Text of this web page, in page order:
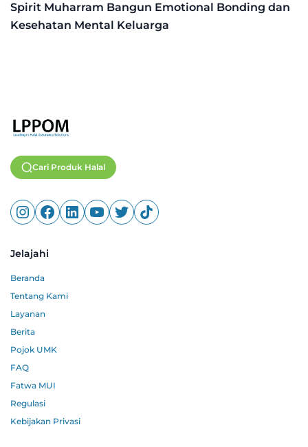
Spirit Muharram Bangun Emotional Bonding dan
Kesehatan Mental Keluarga
Cari Produk Halal
Jelajahi
Beranda
Tentang Kami
Layanan
Berita
Pojok UMK
FAQ
Fatwa MUI
Regulasi
Kebijakan Privasi